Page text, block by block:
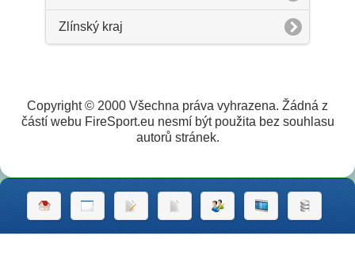
Zlínský kraj
Copyright © 2000 Všechna práva vyhrazena. Žádná z
částí webu FireSport.eu nesmí být použita bez souhlasu
autorů stránek.